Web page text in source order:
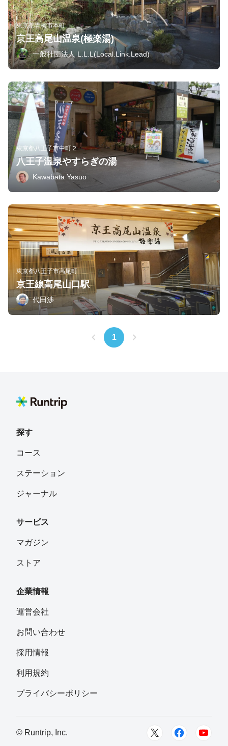
東京都青梅市本町
京王高尾山温泉(極楽湯)
一般社団法人 L.L.L(Local.Link.Lead)
東京都八王子市中町２
八王子温泉やすらぎの湯
Kawabata Yasuo
東京都八王子市高尾町
京王線高尾山口駅
代田渉
1
探す
コース
ステーション
ジャーナル
サービス
マガジン
ストア
企業情報
運営会社
お問い合わせ
採用情報
利用規約
プライバシーポリシー
© Runtrip, Inc.